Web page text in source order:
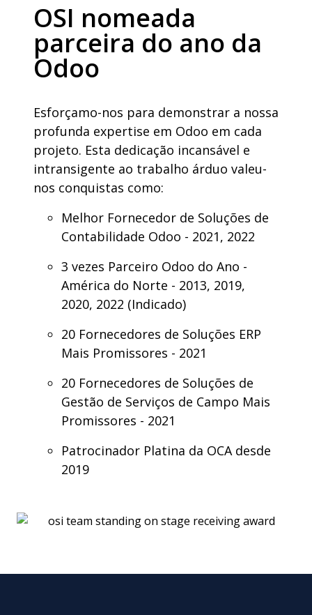
OSI nomeada
parceira do ano da
Odoo
Esforçamo-nos para demonstrar a nossa
profunda expertise em Odoo em cada
projeto. Esta dedicação incansável e
intransigente ao trabalho árduo valeu-
nos conquistas como:
Melhor Fornecedor de Soluções de
Contabilidade Odoo - 2021, 2022
3 vezes Parceiro Odoo do Ano -
América do Norte - 2013, 2019,
2020, 2022 (Indicado)
20 Fornecedores de Soluções ERP
Mais Promissores - 2021
20 Fornecedores de Soluções de
Gestão de Serviços de Campo Mais
Promissores - 2021
Patrocinador Platina da OCA desde
2019